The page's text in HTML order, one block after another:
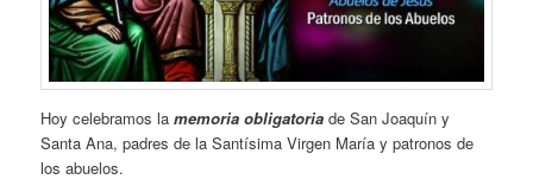
Hoy celebramos lamemoria obligatoria de San Joaquín y
Santa Ana, padres de la Santísima Virgen María y patronos de
los abuelos.